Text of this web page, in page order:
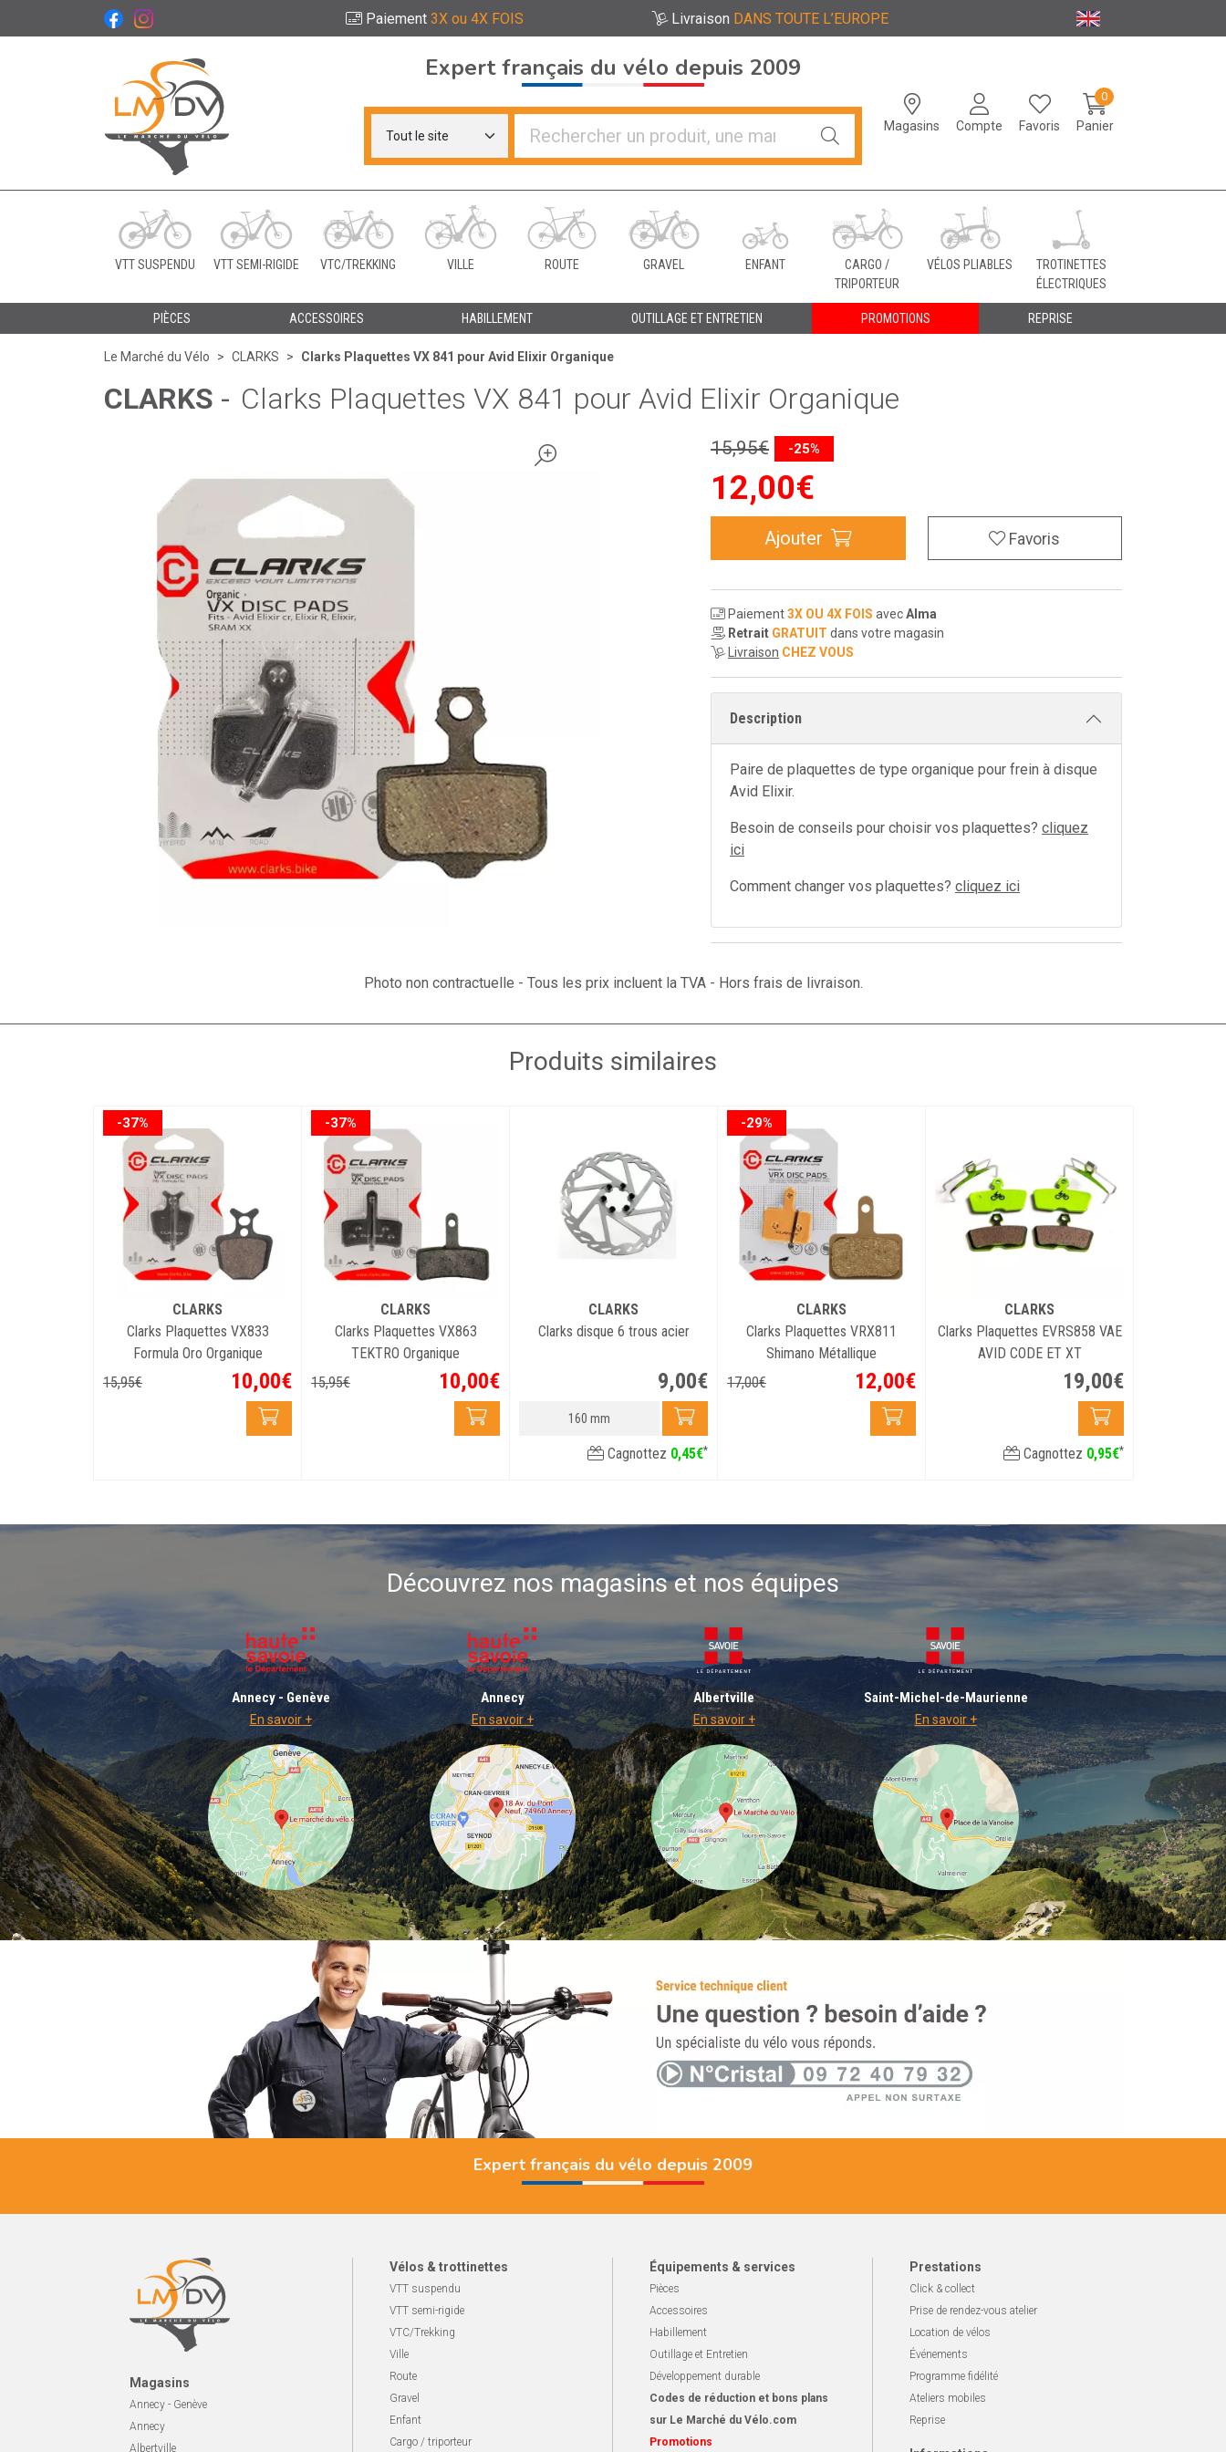
Paiement 3X ou 4X FOIS Livraison DANS TOUTE L’EUROPE
Le Marché du Vélo Votre distributeurs de vélo
Magasins Compte Favoris Panier
0
Expert français du vélo depuis 2009
VTT SUSPENDU VTT SEMI-RIGIDE VTC/TREKKING VILLE ROUTE GRAVEL ENFANT
CARGO /
TRIPORTEUR
VÉLOS PLIABLES
TROTINETTES
ÉLECTRIQUES
PIÈCES ACCESSOIRES HABILLEMENT OUTILLAGE ET ENTRETIEN PROMOTIONS REPRISE
Le Marché du Vélo CLARKS Clarks Plaquettes VX 841 pour Avid Elixir Organique
CLARKS - Clarks Plaquettes VX 841 pour Avid Elixir Organique
15,95€ -25%
12,00€
Ajouter Favoris
Paiement3X OU 4X FOIS avecAlma
Retrait GRATUIT dans votre magasin
Livraison CHEZ VOUS
Description
Paire de plaquettes de type organique pour frein à disque
Avid Elixir.
Besoin de conseils pour choisir vos plaquettes? cliquez
ici
Comment changer vos plaquettes? cliquez ici
Photo non contractuelle - Tous les prix incluent la TVA - Hors frais de livraison.
Produits similaires
-37%
CLARKS
Clarks Plaquettes VX833
Formula Oro Organique
15,95€ 10,00€
-37%
CLARKS
Clarks Plaquettes VX863
TEKTRO Organique
15,95€ 10,00€
CLARKS
Clarks disque 6 trous acier
9,00€
160 mm
Cagnottez 0,45€*
-29%
CLARKS
Clarks Plaquettes VRX811
Shimano Métallique
17,00€ 12,00€
CLARKS
Clarks Plaquettes EVRS858 VAE
AVID CODE ET XT
19,00€
Cagnottez 0,95€*
Découvrez nos magasins et nos équipes
Annecy - Genève
En savoir +
Annecy
En savoir +
Albertville
En savoir +
Saint-Michel-de-Maurienne
En savoir +
Expert français du vélo depuis 2009
Magasins
Annecy - Genève
Annecy
Albertville
Vélos & trottinettes
VTT suspendu
VTT semi-rigide
VTC/Trekking
Ville
Route
Gravel
Enfant
Cargo / triporteur
Équipements & services
Pièces
Accessoires
Habillement
Outillage et Entretien
Développement durable
Codes de réduction et bons plans
sur Le Marché du Vélo.com
Promotions
Prestations
Click & collect
Prise de rendez-vous atelier
Location de vélos
Événements
Programme fidélité
Ateliers mobiles
Reprise